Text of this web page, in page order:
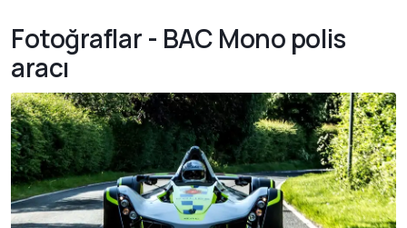
Fotoğraflar - BAC Mono polis
aracı